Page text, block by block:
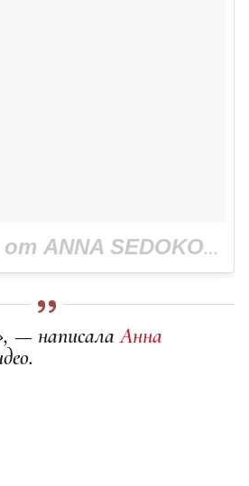
Публикация от ANNA SEDOKOVA (@annasedokova)
— написалаАнна